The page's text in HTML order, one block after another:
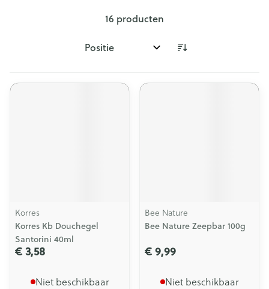
16 producten
Sorteer op:
Korres
Korres Kb Douchegel
Santorini 40ml
€ 3,58
Niet beschikbaar
Bee Nature
Bee Nature Zeepbar 100g
€ 9,99
Niet beschikbaar